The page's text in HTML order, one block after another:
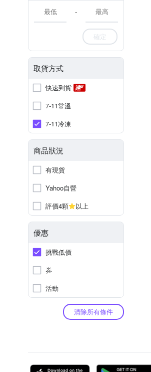
-
確定
取貨方式
快速到貨
7-11常溫
7-11冷凍
商品狀況
有現貨
Yahoo自營
評價4顆
以上
優惠
挑戰低價
券
活動
清除所有條件